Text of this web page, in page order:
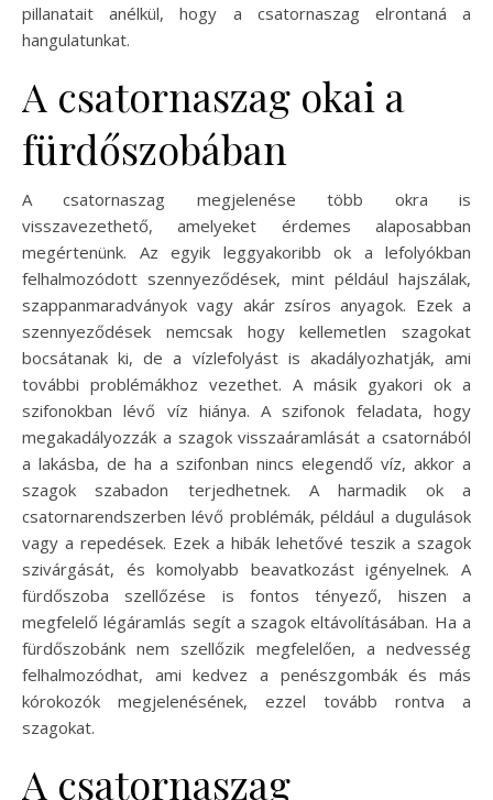
pillanatait anélkül, hogy a csatornaszag elrontaná a
hangulatunkat.
A csatornaszag okai a
fürdőszobában
A csatornaszag megjelenése több okra is
visszavezethető, amelyeket érdemes alaposabban
megértenünk. Az egyik leggyakoribb ok a lefolyókban
felhalmozódott szennyeződések, mint például hajszálak,
szappanmaradványok vagy akár zsíros anyagok. Ezek a
szennyeződések nemcsak hogy kellemetlen szagokat
bocsátanak ki, de a vízlefolyást is akadályozhatják, ami
további problémákhoz vezethet. A másik gyakori ok a
szifonokban lévő víz hiánya. A szifonok feladata, hogy
megakadályozzák a szagok visszaáramlását a csatornából
a lakásba, de ha a szifonban nincs elegendő víz, akkor a
szagok szabadon terjedhetnek. A harmadik ok a
csatornarendszerben lévő problémák, például a dugulások
vagy a repedések. Ezek a hibák lehetővé teszik a szagok
szivárgását, és komolyabb beavatkozást igényelnek. A
fürdőszoba szellőzése is fontos tényező, hiszen a
megfelelő légáramlás segít a szagok eltávolításában. Ha a
fürdőszobánk nem szellőzik megfelelően, a nedvesség
felhalmozódhat, ami kedvez a penészgombák és más
kórokozók megjelenésének, ezzel tovább rontva a
szagokat.
A csatornaszag